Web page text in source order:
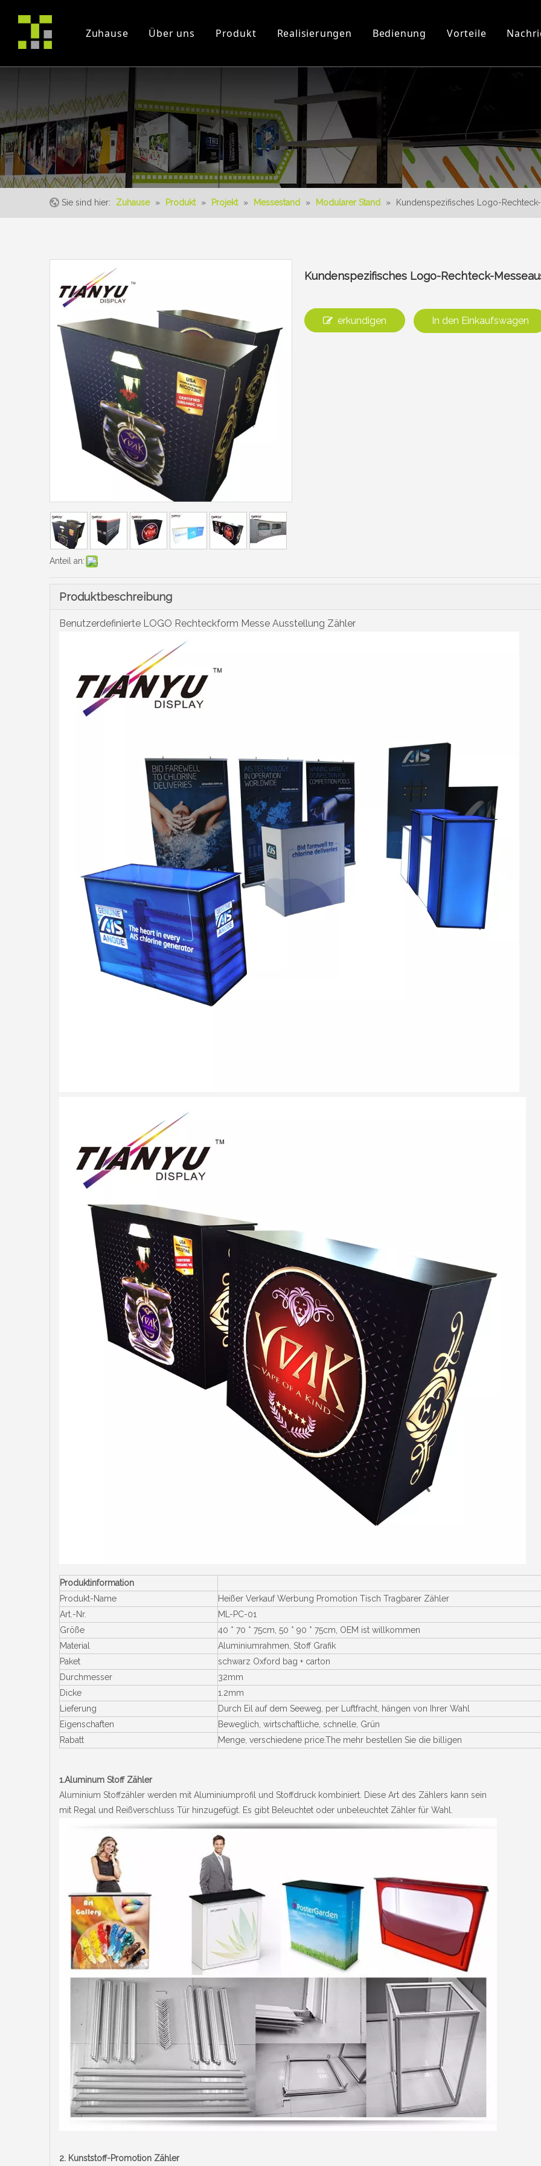
Zuhause Über uns
Werkstatt und Ausrüstung
Produkt
3D-Videos
Realisierungen Bedienung Vorteile
Neues Produkt
Sie sind hier: Zuhause » Produkt » Projekt » Messestand » Modularer Stand » Kundenspezifisches Logo-
Anteil an:
Kundenspezifisches Logo-Rechteck-
erkundigen In den Einkaufswagen
Produktbeschreibung
Benutzerdefinierte LOGO Rechteckform Messe Ausstellung Zähler
Produktinformation
Produkt-Name
Heißer Verkauf Werbung Promotion Tisch Tragbarer Zähler
Art.-Nr.
ML-PC-01
Größe
40 * 70 * 75cm, 50 * 90 * 75cm, OEM ist willkommen
Material
Aluminiumrahmen, Stoff Grafik
Paket
schwarz Oxford bag + carton
Durchmesser
32mm
Dicke
1.2mm
Lieferung
Durch Eil auf dem Seeweg, per Luftfracht, hängen von Ihrer Wahl
Eigenschaften
Beweglich, wirtschaftliche, schnelle, Grün
Rabatt
Menge, verschiedene price.The mehr bestellen Sie die billigen
1.Aluminum Stoff Zähler
Aluminium Stoffzähler werden mit Aluminiumprofil und Stoffdruck kombiniert. Diese Art des Zählers kann sein
mit Regal und Reißverschluss Tür hinzugefügt. Es gibt Beleuchtet oder unbeleuchtet Zähler für Wahl.
2. Kunststoff-Promotion Zähler